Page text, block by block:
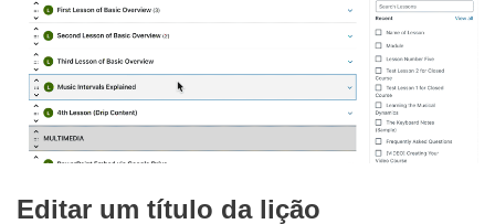
Editar um título da lição